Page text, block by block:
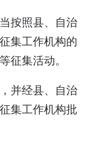
按照县、自治
集工作机构的
征集活动。
并经县、自治
集工作机构批